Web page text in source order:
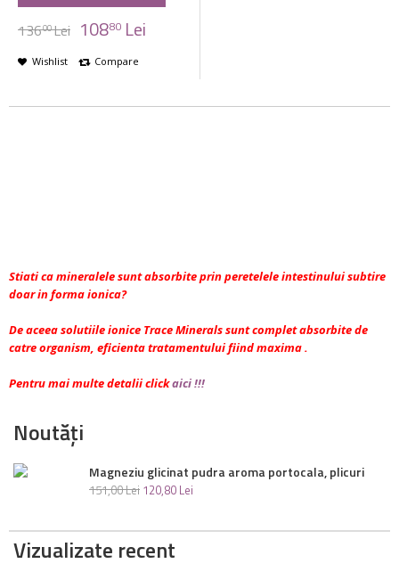
13600Lei 10880 Lei
Wishlist Compare
Stiati ca mineralele sunt absorbite prin peretelele intestinului subtire
doar in forma ionica?
De aceea solutiile ionice Trace Minerals sunt complet absorbite de
catre organism, eficienta tratamentului fiind maxima .
Pentru mai multe detalii clickaici !!!
Noutăți
Magneziu glicinat pudra aroma portocala, plicuri
151,00Lei 120,80 Lei
Vizualizate recent